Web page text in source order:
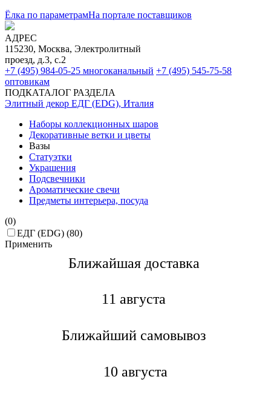
Ёлка по параметрамНа портале поставщиков
АДРЕС
115230, Москва, Электролитный
проезд, д.3, с.2
+7 (495) 984-05-25 многоканальный +7 (495) 545-75-58
оптовикам
ПОДКАТАЛОГ РАЗДЕЛА
Элитный декор ЕДГ (EDG), Италия
Наборы коллекционных шаров
Декоративные ветки и цветы
Вазы
Статуэтки
Украшения
Подсвечники
Ароматические свечи
Предметы интерьера, посуда
(0)
ЕДГ (EDG) (80)
Применить
Ближайшая доставкa
11 августа
Ближайший самовывоз
10 августа